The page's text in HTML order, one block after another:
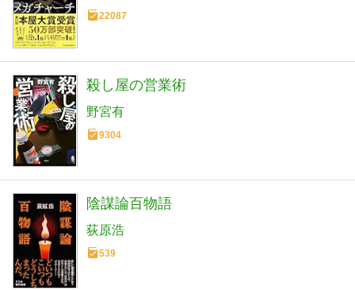
22087
殺し屋の営業術
野宮有
9304
陰謀論百物語
荻原浩
539